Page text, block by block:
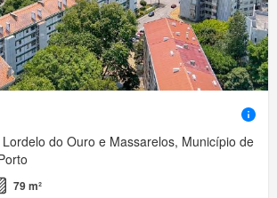
do Ouro e Massarelos, Município de
79 m²